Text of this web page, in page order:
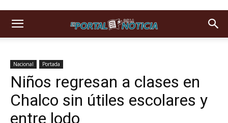
Nacional Portada
Niños regresan a clases en
Chalco sin útiles escolares y
entre lodo